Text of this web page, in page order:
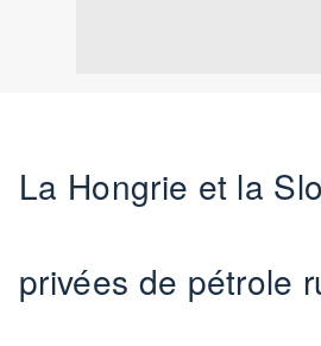
La Hongrie et la
privées de pétrole